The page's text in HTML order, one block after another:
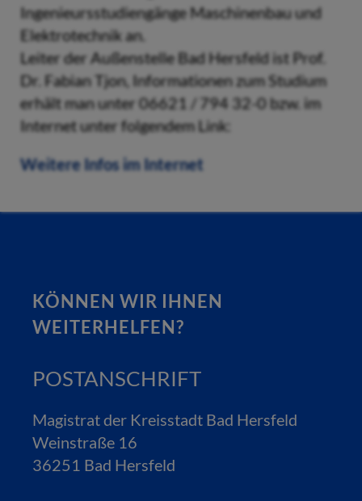
Ingenieursstudiengänge Maschinenbau und
Elektrotechnik an.
Leiter der Außenstelle Bad Hersfeld ist Prof.
Dr. Fabian Tjon, Informationen zum Studium
erhält man unter 06621 / 794 32-0 bzw. im
Internet unter folgendem Link:
Weitere Infos im Internet
KÖNNEN WIR IHNEN
WEITERHELFEN?
POSTANSCHRIFT
Magistrat der Kreisstadt Bad Hersfeld
Weinstraße 16
36251 Bad Hersfeld